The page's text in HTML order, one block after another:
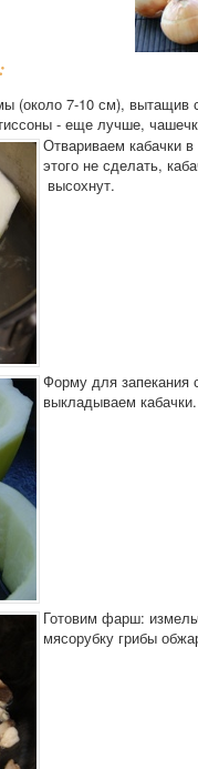
(около 7-10 см), вытащив
- еще лучше,
Отвариваем кабачки
этого не сделать,
высохнут.
Форму для
выкладываем кабачки.
Готовим фарш:
мясорубку грибы